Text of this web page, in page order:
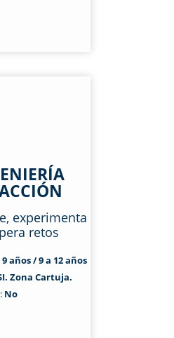
experimenta
retos
9 años / 9 a 12 años
Zona Cartuja.
No